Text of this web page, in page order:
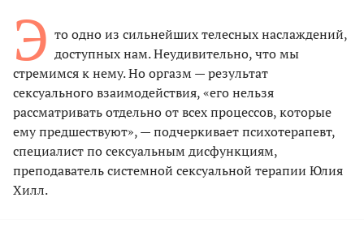
Э то одно из сильнейших телесных наслаждений,
доступных нам. Неудивительно, что мы
стремимся к нему. Но оргазм — результат
сексуального взаимодействия, «его нельзя
рассматривать отдельно от всех процессов, которые
ему предшествуют», — подчеркивает психотерапевт,
специалист по сексуальным дисфункциям,
преподаватель системной сексуальной терапии Юлия
Хилл.